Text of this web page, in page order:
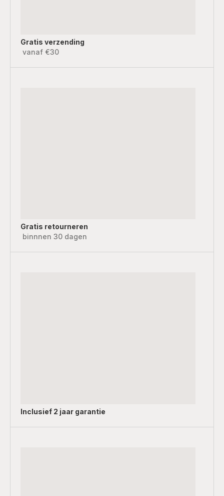
Gratis verzending
vanaf €30
Gratis retourneren
binnnen 30 dagen
Inclusief 2 jaar garantie